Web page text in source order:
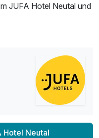
JUFA Hotel Neutal und
Hotel Neutal